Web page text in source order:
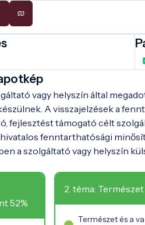
vagy helyszín által
A visszajelzések a
fejlesztést támogató célt
fenntarthatósági
a szolgáltató vagy helyszín
52%
2. téma:
Természet és a